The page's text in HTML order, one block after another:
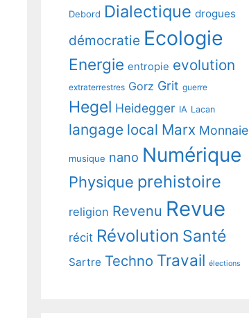
Debord Dialectique drogues
démocratie Ecologie
Energie entropie evolution
extraterrestres Gorz Grit guerre
Hegel Heidegger IA Lacan
langage local Marx Monnaie
musique nano Numérique
Physique prehistoire
religion Revenu Revue
récit Révolution Santé
Sartre Techno Travail élections